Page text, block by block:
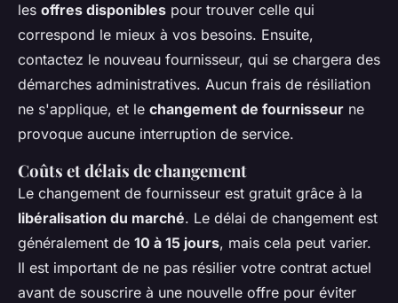
les offres disponibles pour trouver celle qui
correspond le mieux à vos besoins. Ensuite,
contactez le nouveau fournisseur, qui se chargera des
démarches administratives. Aucun frais de résiliation
ne s'applique, et le changement de fournisseur ne
provoque aucune interruption de service.
Coûts et délais de changement
Le changement de fournisseur est gratuit grâce à la
libéralisation du marché. Le délai de changement est
généralement de 10 à 15 jours, mais cela peut varier.
Il est important de ne pas résilier votre contrat actuel
avant de souscrire à une nouvelle offre pour éviter